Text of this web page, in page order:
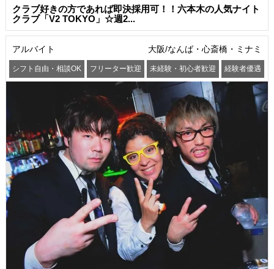
クラブ好きの方であれば即決採用可！！六本木の人気ナイト
クラブ「V2 TOKYO」☆週2...
アルバイト 大阪/なんば・心斎橋・ミナミ
シフト自由・相談OK フリーター歓迎 未経験・初心者歓迎 経験者優遇